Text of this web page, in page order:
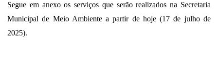
Segue em anexo os serviços que serão realizados na Secretaria
Municipal de Meio Ambiente a partir de hoje (17 de julho de
2025).